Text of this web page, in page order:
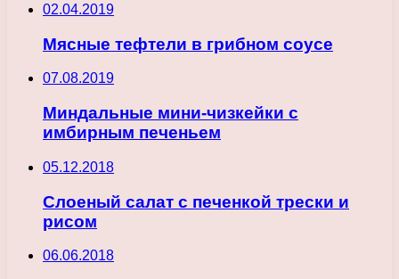
02.04.2019
Мясные тефтели в грибном соусе
07.08.2019
Миндальные мини-чизкейки с
имбирным печеньем
05.12.2018
Слоеный салат с печенкой трески и
рисом
06.06.2018